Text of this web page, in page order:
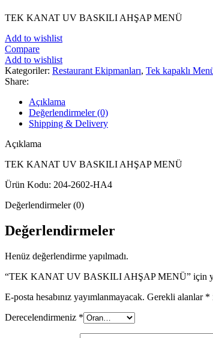
TEK KANAT UV BASKILI AHŞAP MENÜ
Add to wishlist
Compare
Add to wishlist
Kategoriler: Restaurant Ekipmanları, Tek kapaklı
Share:
Açıklama
Değerlendirmeler (0)
Shipping & Delivery
Açıklama
TEK KANAT UV BASKILI AHŞAP MENÜ
Ürün Kodu: 204-2602-HA4
Değerlendirmeler (0)
Değerlendirmeler
Henüz değerlendirme yapılmadı.
“TEK KANAT UV BASKILI AHŞAP MENÜ” için
E-posta hesabınız yayımlanmayacak. Gerekli alanlar *
Derecelendirmeniz *